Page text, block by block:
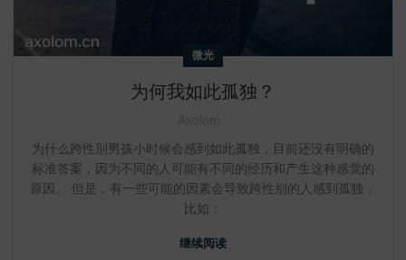
微光
为何我如此孤独？
为什么跨性别男孩小时候会感到如此孤独，目前还没有明确的
标准答案，因为不同的人可能有不同的经历和产生这种感觉的
原因。 但是，有一些可能的因素会导致跨性别的人感到孤独，
比如：
继续阅读